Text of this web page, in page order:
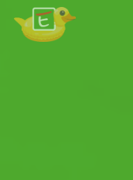
Zum Hauptinhalt